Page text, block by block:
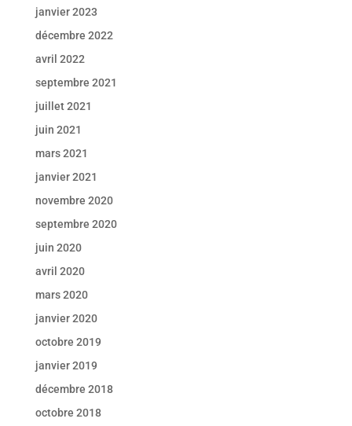
janvier 2023
décembre 2022
avril 2022
septembre 2021
juillet 2021
juin 2021
mars 2021
janvier 2021
novembre 2020
septembre 2020
juin 2020
avril 2020
mars 2020
janvier 2020
octobre 2019
janvier 2019
décembre 2018
octobre 2018